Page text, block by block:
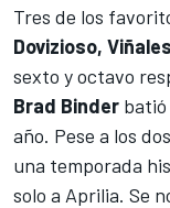
Tres de los
Dovizioso,
sexto y octavo
Brad Binder batió
año. Pese a los
una temporada
solo a Aprilia. Se